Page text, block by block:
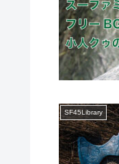
SF45Library